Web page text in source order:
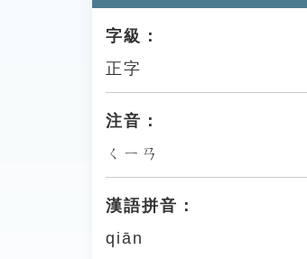
字級：
正字
注音：
ㄑㄧㄢ
漢語拼音：
qiān